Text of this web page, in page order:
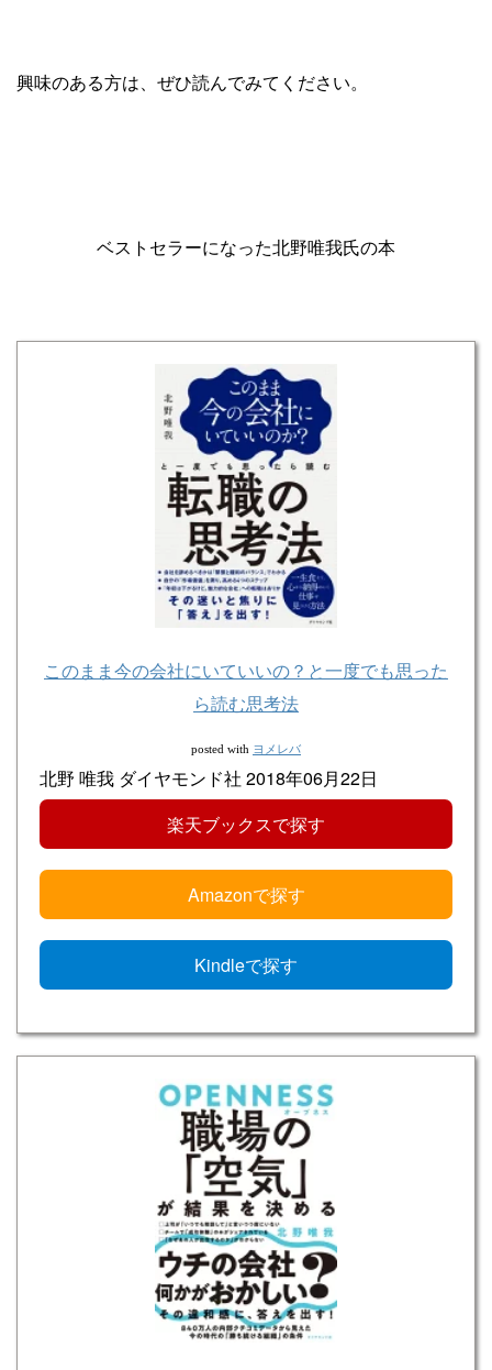
興味のある方は、ぜひ読んでみてください。
ベストセラーになった北野唯我氏の本
このまま今の会社にいていいの？と一度でも思った
ら読む思考法
posted with ヨメレバ
北野 唯我 ダイヤモンド社 2018年06月22日
楽天ブックスで探す
Amazonで探す
Kindleで探す